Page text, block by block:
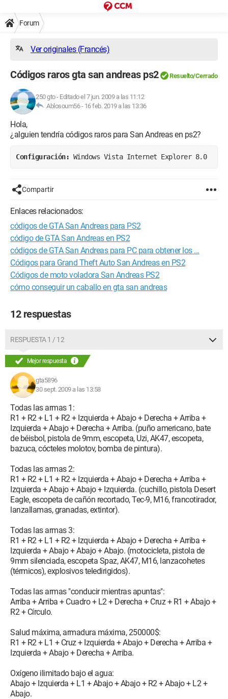
Forum
Ver originales (Francés)
Códigos raros gta san andreas ps2 Resuelto/Cerrado
250 gto- Editado el 7 jun. 2009 a las 11:12
Ablosoum56 - 16 feb. 2019 a las 13:36
Hola,
¿alguien tendría códigos raros para San Andreas en ps2?
Configuración: Windows Vista Internet Explorer 8.0
Compartir
Enlaces relacionados:
códigos de GTA San Andreas para PS2
código de GTA San Andreas en PS2
códigos de GTA San Andreas para PC para obtener los ...
Códigos para Grand Theft Auto San Andreas en PS2
Códigos de moto voladora San Andreas PS2
cómo conseguir un caballo en gta san andreas
12 respuestas
RESPUESTA 1 / 12
Mejor respuesta
gta5896
30 sept. 2009 a las 13:58
Todas las armas 1:
R1 + R2 + L1 + R2 + Izquierda + Abajo + Derecha + Arriba +
Izquierda + Abajo + Derecha + Arriba. (puño americano, bate
de béisbol, pistola de 9mm, escopeta, Uzi, AK47, escopeta,
bazuca, cócteles molotov, bomba de pintura).
Todas las armas 2:
R1 + R2 + L1 + R2 + Izquierda + Abajo + Derecha + Arriba +
Izquierda + Abajo + Abajo + Izquierda. (cuchillo, pistola Desert
Eagle, escopeta de cañón recortado, Tec-9, M16, francotirador,
lanzallamas, granadas, extintor).
Todas las armas 3:
R1 + R2 + L1 + R2 + Izquierda + Abajo + Derecha + Arriba +
Izquierda + Abajo + Abajo + Abajo. (motocicleta, pistola de
9mm silenciada, escopeta Spaz, AK47, M16, lanzacohetes
(térmicos), explosivos teledirigidos).
Todas las armas "conducir mientras apuntas":
Arriba + Arriba + Cuadro + L2 + Derecha + Cruz + R1 + Abajo +
R2 + Círculo.
Salud máxima, armadura máxima, 250000$:
R1 + R2 + L1 + Cruz + Izquierda + Abajo + Derecha + Arriba +
Izquierda + Abajo + Derecha + Arriba.
Oxígeno ilimitado bajo el agua:
Abajo + Izquierda + L1 + Abajo + Abajo + R2 + Abajo + L2 +
Abajo.